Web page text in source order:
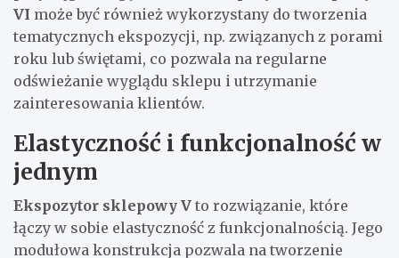
VI może być również wykorzystany do tworzenia
tematycznych ekspozycji, np. związanych z porami
roku lub świętami, co pozwala na regularne
odświeżanie wyglądu sklepu i utrzymanie
zainteresowania klientów.
Elastyczność i funkcjonalność w
jednym
Ekspozytor sklepowy V to rozwiązanie, które
łączy w sobie elastyczność z funkcjonalnością. Jego
modułowa konstrukcja pozwala na tworzenie